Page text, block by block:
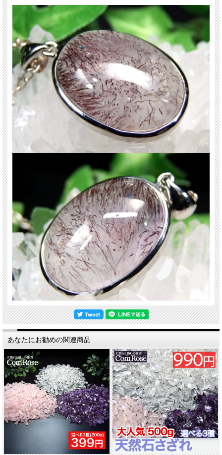
された状態の原石をカットし、加工した石もスーパーセブンと呼ばれます。
様々なインクルージョンと共に産出する水晶ですが、スーパーセブンは最も有名
で不動の人気を誇る水晶です♪
【意味合い・云われ・伝承等】
スーパーセブンは、それぞれの鉱物が相互に補い合い、パワーを増幅することで
知られています。
この特性により、非常に強力なエネルギーを発揮するとされています。
また、浄化が不要であり、最も力強いパワーストーンの一つとして認識されてい
ます。
数に限りがございますので、お早めに！
ご注意事項
※1点物のため、現物の商品を撮影しております。
※撮影に使用しているチェーンは付属されません。トップ部分のみの販売となり
※出来る限り自然な色みになるよう撮影を心がけておりますが、お使いのディス
プレイ環境によって表示される色みに差が出る場合があります。 ご了承くださ
天然石ですので多少の傷、クラックはあります。宜しくお願い致します。
最後にあなたに幸福が訪れますように(*^_^*)
関連キーワード
天然石 パワーストーン 海外直輸入 バイヤー厳選 プレゼント ギフト メンズ レデ
ィース 卸し 卸価格 実店舗 ハンドメイド サイズ直し コムローズ comrose
あなたにお勧めの関連商品